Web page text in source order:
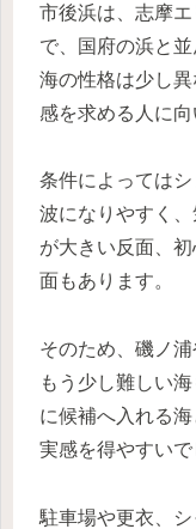
市後浜は、志摩
で、国府の浜と
海の性格は少し
感を求める人に向
条件によっては
波になりやすく
が大きい反面、
面もあります。
そのため、磯ノ
もう少し難しい
に候補へ入れる
実感を得やすいで
駐車場や更衣、